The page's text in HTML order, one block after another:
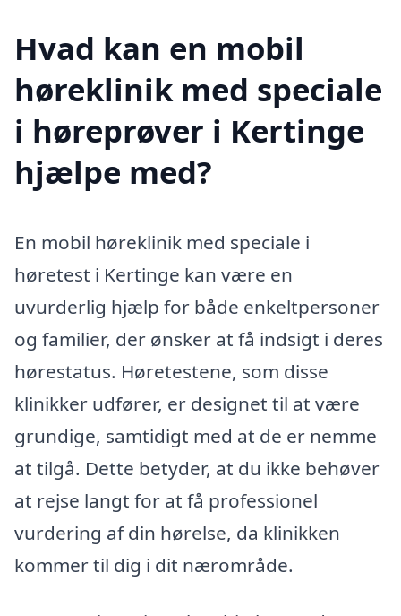
Hvad kan en mobil
høreklinik med speciale
i høreprøver i Kertinge
hjælpe med?
En mobil høreklinik med speciale i
høretest i Kertinge kan være en
uvurderlig hjælp for både enkeltpersoner
og familier, der ønsker at få indsigt i deres
hørestatus. Høretestene, som disse
klinikker udfører, er designet til at være
grundige, samtidigt med at de er nemme
at tilgå. Dette betyder, at du ikke behøver
at rejse langt for at få professionel
vurdering af din hørelse, da klinikken
kommer til dig i dit nærområde.